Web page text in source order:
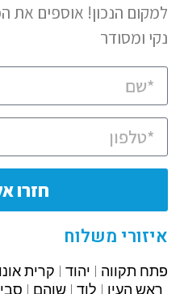
למקום הנכון! אוספים את
נקי ומסודר
חזרו
איזורי משלוח
פתח תקווה יהוד קרית אונו
ראש העין
לוד שוהם